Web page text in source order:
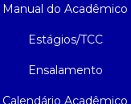
Manual do Acadêmico
Estágios/TCC
Ensalamento
Calendário Acadêmico